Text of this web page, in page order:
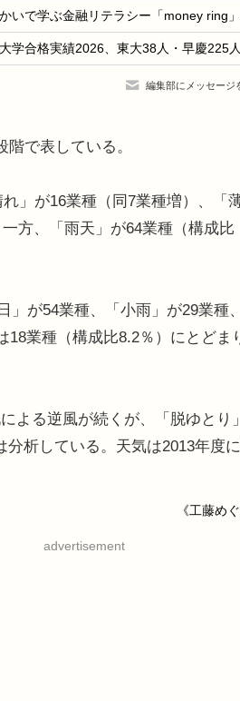
編集部にメッセージ
で表している。
」が16業種（同7業種増）、「
方、「雨天」が64業種（構成比
が54業種、「小雨」が29業種、
業種（構成比8.2％）にとどま
よる逆風が続くが、「脱ゆとり
析している。天気は2013年度
《工藤めぐ
advertisement